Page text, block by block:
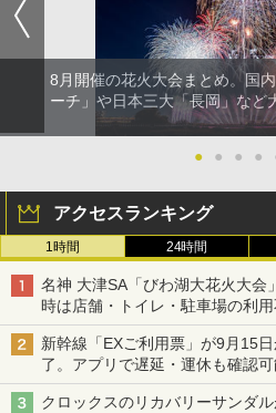
8月開催の花火大会まとめ。国
ーチ」や日本三大「長岡」など
● ● ● ●
アクセスランキング
1時間 24時間
名神 大津SA「びわ湖大花火大会
時は店舗・トイレ・駐車場の利
新幹線「EXご利用票」が9月15
了。アプリで遅延・運休も確認
クロックスのリカバリーサンダ